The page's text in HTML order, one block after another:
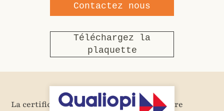
Contactez nous
Téléchargez la
plaquette
La certification Qualiopi témoigne de notre